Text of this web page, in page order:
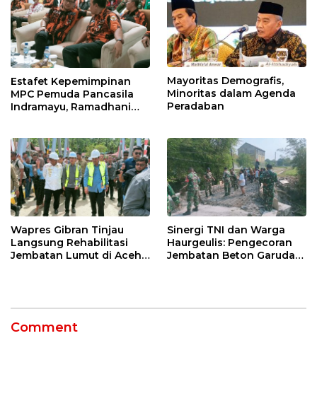
Estafet Kepemimpinan
MPC Pemuda Pancasila
Indramayu, Ramadhani
Muscablub
Mayoritas Demografis,
Minoritas dalam Agenda
Peradaban
Wapres Gibran Tinjau
Langsung Rehabilitasi
Jembatan Lumut di Aceh
Sinergi TNI dan Warga
Haurgeulis: Pengecoran
Jembatan Beton Garuda
Comment